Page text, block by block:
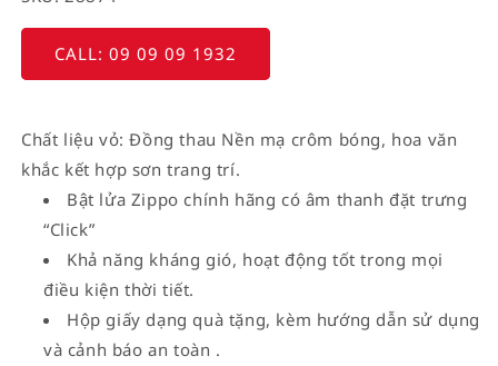
CALL: 09 09 09 1932
Chất liệu vỏ: Đồng thau Nền mạ crôm bóng, hoa văn
khắc kết hợp sơn trang trí.
Bật lửa Zippo chính hãng có âm thanh đặt trưng
“Click”
Khả năng kháng gió, hoạt động tốt trong mọi
điều kiện thời tiết.
Hộp giấy dạng quà tặng, kèm hướng dẫn sử dụng
và cảnh báo an toàn .